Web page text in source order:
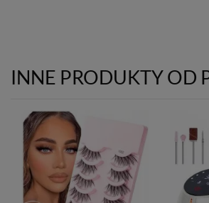
INNE PRODUKTY OD